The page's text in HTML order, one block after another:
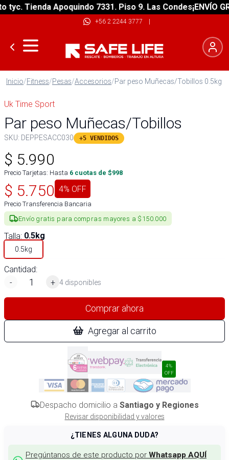
Tienda Apoquindo 7331. Piso 9. Las Condes¡ENVÍO
+56 2 2244 3777 |
Inicio/Fitness/Pesas/Accesorios/Par peso Muñecas/Tobillos 0.5kg
Uk Time Sport
Par peso Muñecas/Tobillos
SKU: DEPPESACC030 +5 VENDIDOS
$ 5.990
Precio Tarjetas: Hasta 6 cuotas de $998
$ 5.750 4% OFF
Precio Transferencia Bancaria
Envío gratis para compras mayores a $150.000
Talla: 0.5kg
0.5kg
Cantidad:
-
+ 4 disponibles
Comprar ahora
Agregar al carrito
4%
OFF
Despacho domicilio a Santiago y Regiones
Revisar disponibilidad y valores
¿TIENES ALGUNA DUDA?
Pregúntanos de este producto por Whatsapp AQUÍ